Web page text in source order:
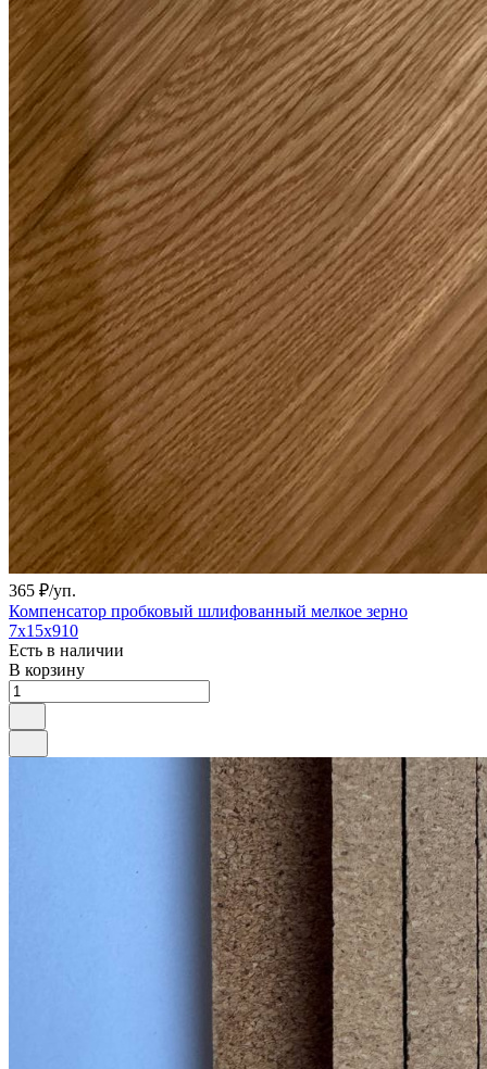
365 ₽/уп.
Компенсатор пробковый шлифованный мелкое зерно
7х15х910
Есть в наличии
В корзину